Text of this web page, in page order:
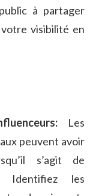
à partager
visibilité en
Les
peuvent avoir
s’agit de
Identifiez ‍les